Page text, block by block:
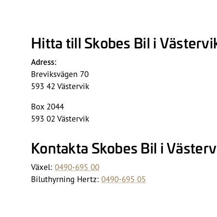
Hitta till Skobes Bil i
Adress:
Breviksvägen 70
593 42 Västervik
Box 2044
593 02 Västervik
Kontakta Skobes Bil i
Växel: 0490-695 00
Biluthyrning Hertz: 0490-695 05